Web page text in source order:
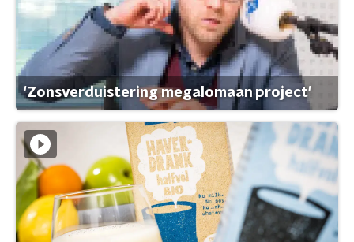
'Zonsverduistering megalomaan project'